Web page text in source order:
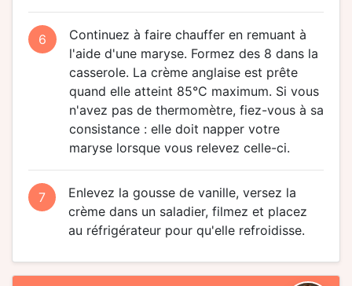
6
Continuez à faire chauffer en remuant à
l'aide d'une maryse. Formez des 8 dans la
casserole. La crème anglaise est prête
quand elle atteint 85°C maximum. Si vous
n'avez pas de thermomètre, fiez-vous à sa
consistance : elle doit napper votre
maryse lorsque vous relevez celle-ci.
7
Enlevez la gousse de vanille, versez la
crème dans un saladier, filmez et placez
au réfrigérateur pour qu'elle refroidisse.